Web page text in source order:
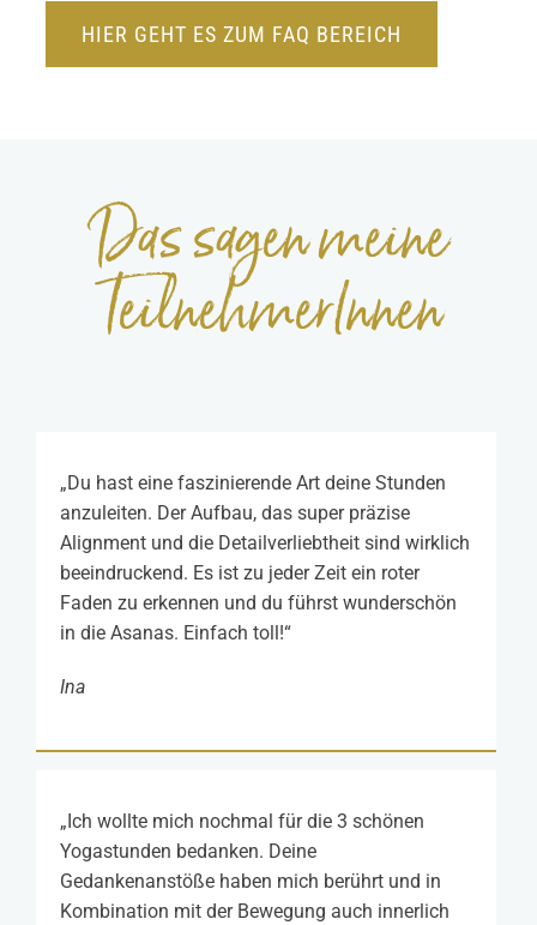
HIER GEHT ES ZUM FAQ BEREICH
Das sagen meine
TeilnehmerInnen
„Du hast eine faszinierende Art deine Stunden
anzuleiten. Der Aufbau, das super präzise
Alignment und die Detailverliebtheit sind wirklich
beeindruckend. Es ist zu jeder Zeit ein roter
Faden zu erkennen und du führst wunderschön
in die Asanas. Einfach toll!“
Ina
„ Ich wollte mich nochmal für die 3 schönen
Yogastunden bedanken. Deine
Gedankenanstöße haben mich berührt und in
Kombination mit der Bewegung auch innerlich